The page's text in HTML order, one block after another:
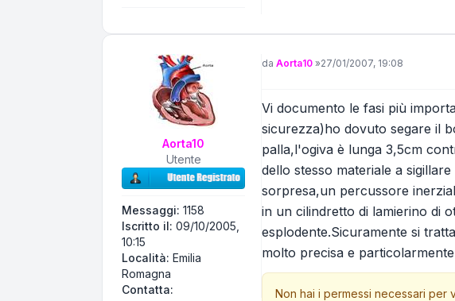
Aorta10
Utente
Messaggi: 1158
Iscritto il: 09/10/2005,
10:15
Località: Emilia
Romagna
Contatta:
Messaggio
da Aorta10 »27/01/2007, 19:08
Vi documento le fasi più
sicurezza)ho dovuto segare il
palla,l'ogiva è lunga 3,5cm
dello stesso materiale a
sorpresa,un percussore
in un cilindretto di lamierino di
esplodente.Sicuramente si
molto precisa e
Non hai i permessi necessari per